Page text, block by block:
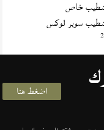
خاص
سوبر لوكس
2
اضغط هنا